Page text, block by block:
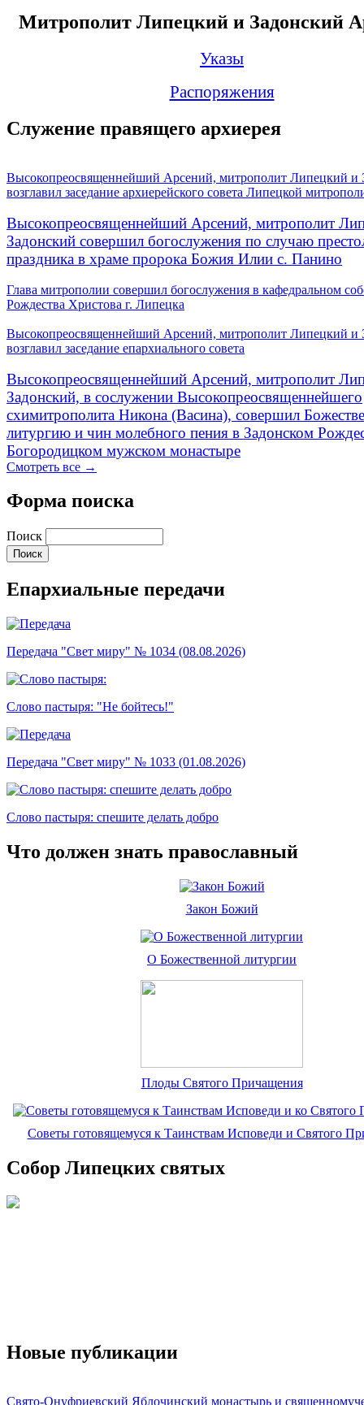
Митрополит Липецкий и Задонский
Указы
Распоряжения
Служение правящего архиерея
Высокопреосвященнейший Арсений, митрополит Липецкий и
возглавил заседание архиерейского совета Липецкой
Высокопреосвященнейший Арсений, митрополит
Задонский совершил богослужения по случаю
праздника в храме пророка Божия Илии с. Панино
Глава митрополии совершил богослужения в кафедральном
Рождества Христова г. Липецка
Высокопреосвященнейший Арсений, митрополит Липецкий и
возглавил заседание епархиального совета
Высокопреосвященнейший Арсений, митрополит
Задонский, в сослужении Высокопреосвященнейшего
схимитрополита Никона (Васина), совершил
литургию и чин молебного пения в Задонском
Богородицком мужском монастыре
Смотреть все →
Форма поиска
Поиск
Епархиальные передачи
Передача "Свет миру" № 1034 (08.08.2026)
Слово пастыря: "Не бойтесь!"
Передача "Свет миру" № 1033 (01.08.2026)
Слово пастыря: спешите делать добро
Что должен знать православный
Закон Божий
О Божественной литургии
Плоды Святого Причащения
Советы готовящемуся к Таинствам Исповеди и Святого
Собор Липецких святых
Новые публикации
Свято-Онуфриевский Яблочинский монастырь и